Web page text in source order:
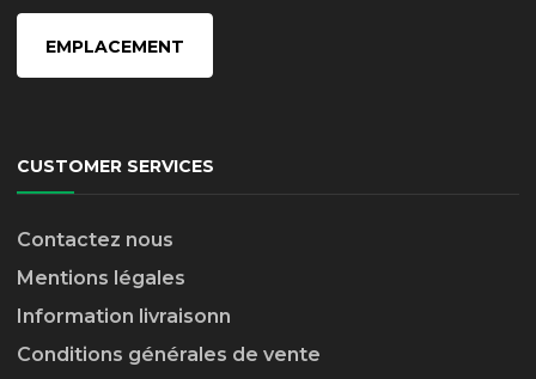
EMPLACEMENT
CUSTOMER SERVICES
Contactez nous
Mentions légales
Information livraisonn
Conditions générales de vente